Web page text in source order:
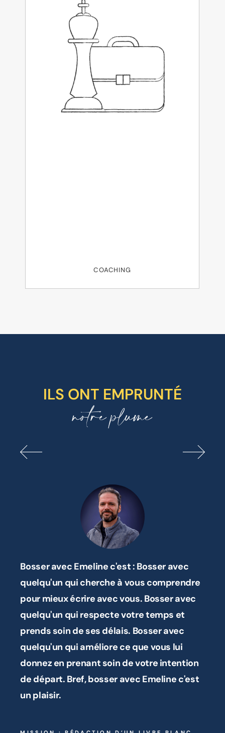
COACHING
ILS ONT EMPRUNTÉ
notre plume
Bosser avec Emeline c'est : Bosser avec
quelqu'un qui cherche à vous comprendre
pour mieux écrire avec vous. Bosser avec
quelqu'un qui respecte votre temps et
prends soin de ses délais. Bosser avec
quelqu'un qui améliore ce que vous lui
donnez en prenant soin de votre intention
de départ. Bref, bosser avec Emeline c'est
un plaisir.